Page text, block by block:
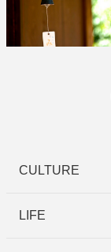
CULTURE
LIFE